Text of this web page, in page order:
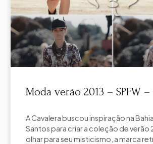
Moda verão 2013 – SPFW
A Cavalera buscou inspiração na
Santos para criar a coleção de verão
olhar para seu misticismo, a marca